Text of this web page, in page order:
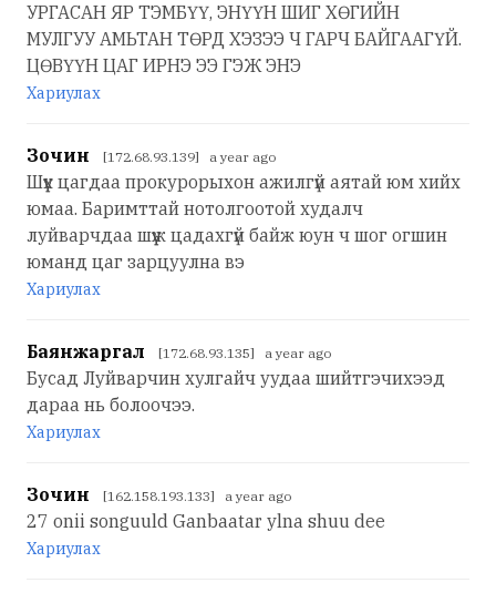
УРГАСАН ЯР ТЭМБҮҮ, ЭНҮҮН ШИГ ХӨГИЙН
МУЛГУУ АМЬТАН ТӨРД ХЭЗЭЭ Ч ГАРЧ БАЙГААГҮЙ.
ЦӨВҮҮН ЦАГ ИРНЭ ЭЭ ГЭЖ ЭНЭ
Хариулах
Зочин [172.68.93.139] a year ago
Шүүх цагдаа прокурорыхон ажилгүй аятай юм хийх
юмаа. Баримттай нотолгоотой худалч
луйварчдаа шүүж цадахгүй байж юун ч шог огшин
юманд цаг зарцуулна вэ
Хариулах
Баянжаргал [172.68.93.135] a year ago
Бусад Луйварчин хулгайч уудаа шийтгэчихээд
дараа нь болоочээ.
Хариулах
Зочин [162.158.193.133] a year ago
27 onii songuuld Ganbaatar ylna shuu dee
Хариулах